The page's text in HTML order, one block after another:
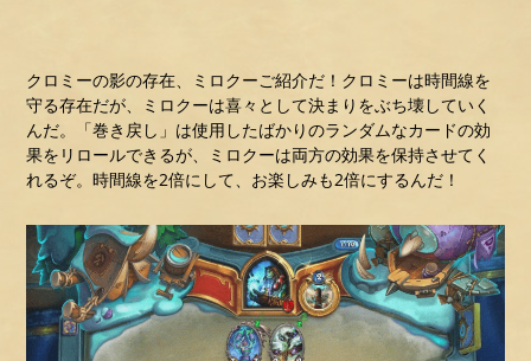
クロミーの影の存在、ミロクーご紹介だ！クロミーは時間線を
守る存在だが、ミロクーは喜々として決まりをぶち壊していく
んだ。「巻き戻し」は使用したばかりのランダムなカードの効
果をリロールできるが、ミロクーは両方の効果を保持させてく
れるぞ。時間線を2倍にして、お楽しみも2倍にするんだ！